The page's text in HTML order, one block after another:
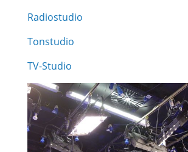
Radiostudio
Tonstudio
TV-Studio